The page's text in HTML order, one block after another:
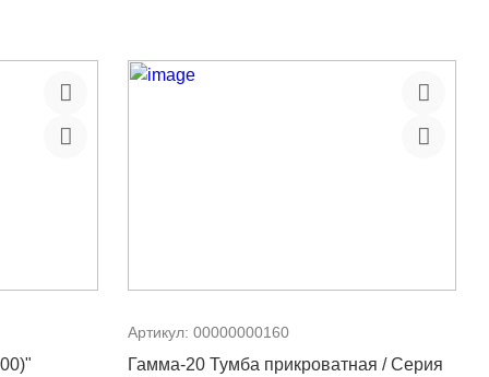
Артикул: 00000000160
Гамма-20 Тумба прикроватная / Серия